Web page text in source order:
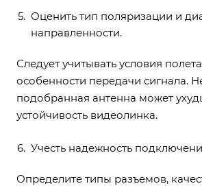
Оценить тип поляризации и
направленности.
Следует учитывать условия
особенности передачи сигнала.
подобранная антенна может
устойчивость видеолинка.
Учесть надежность
Определите типы разъемов,